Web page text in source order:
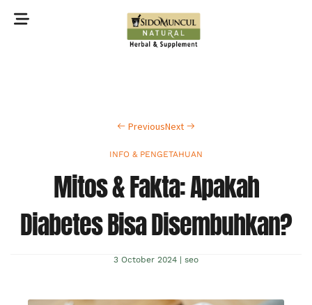
PreviousNext
INFO & PENGETAHUAN
Mitos & Fakta: Apakah
Diabetes Bisa Disembuhkan?
3 October 2024 | seo